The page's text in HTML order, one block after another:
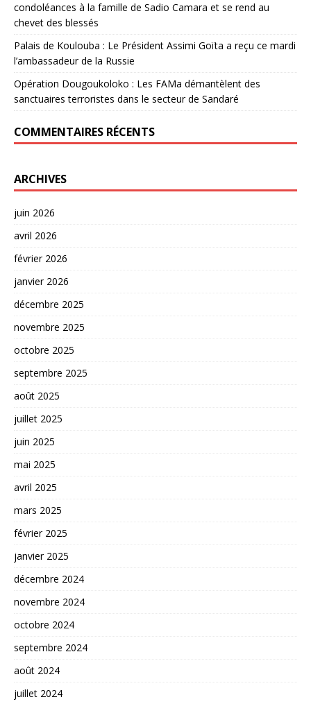
condoléances à la famille de Sadio Camara et se rend au
chevet des blessés
Palais de Koulouba : Le Président Assimi Goïta a reçu ce mardi
l’ambassadeur de la Russie
Opération Dougoukoloko : Les FAMa démantèlent des
sanctuaires terroristes dans le secteur de Sandaré
COMMENTAIRES RÉCENTS
ARCHIVES
juin 2026
avril 2026
février 2026
janvier 2026
décembre 2025
novembre 2025
octobre 2025
septembre 2025
août 2025
juillet 2025
juin 2025
mai 2025
avril 2025
mars 2025
février 2025
janvier 2025
décembre 2024
novembre 2024
octobre 2024
septembre 2024
août 2024
juillet 2024